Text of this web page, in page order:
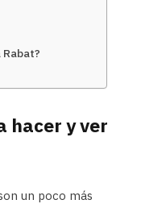
Rabat?
hacer y ver
un poco más